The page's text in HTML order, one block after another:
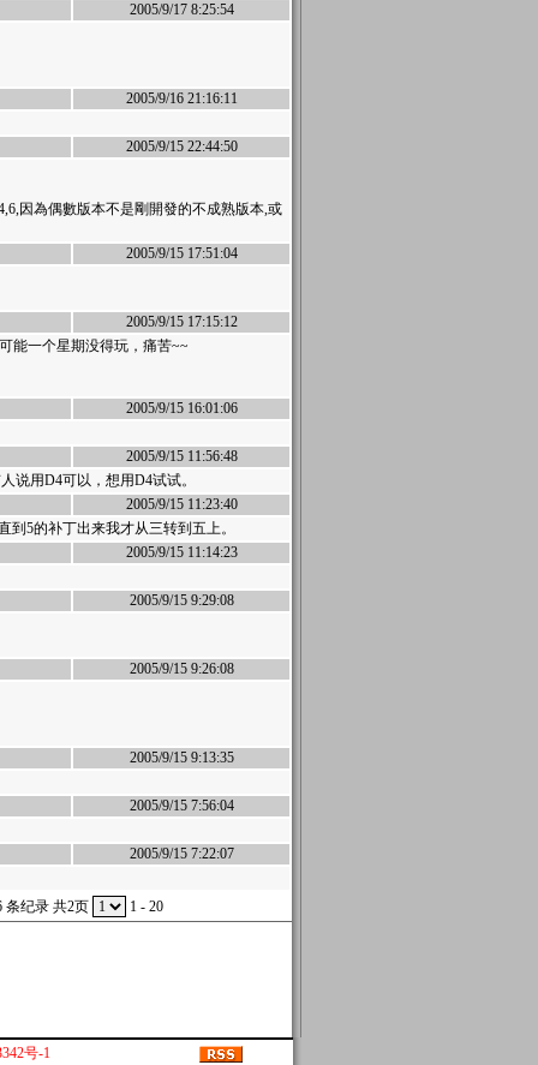
2005/9/17 8:25:54
2005/9/16 21:16:11
2005/9/15 22:44:50
因為偶數版本不是剛開發的不成熟版本,或
2005/9/15 17:51:04
2005/9/15 17:15:12
能一个星期没得玩，痛苦~~
2005/9/15 16:01:06
2005/9/15 11:56:48
说用D4可以，想用D4试试。
2005/9/15 11:23:40
5的补丁出来我才从三转到五上。
2005/9/15 11:14:23
2005/9/15 9:29:08
2005/9/15 9:26:08
2005/9/15 9:13:35
2005/9/15 7:56:04
2005/9/15 7:22:07
条纪录 共2页 1 - 20
号-1